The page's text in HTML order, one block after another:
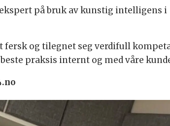
på bruk av kunstig intelligens i
og tilegnet seg verdifull
praksis internt og med våre